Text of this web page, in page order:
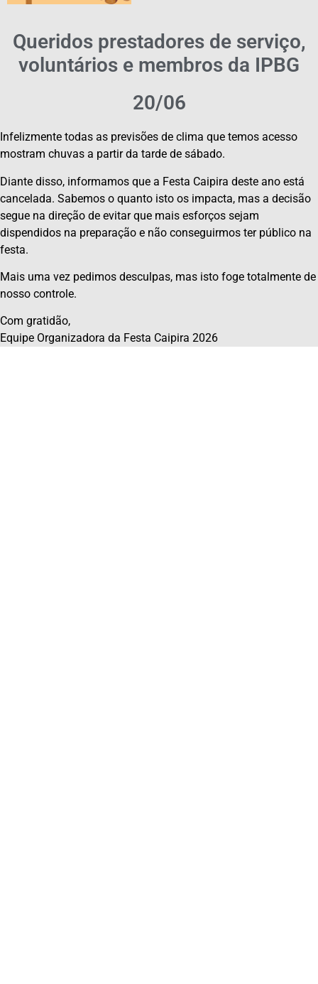
Queridos prestadores de serviço,
voluntários e membros da IPBG
20/06
Infelizmente todas as previsões de clima que temos acesso
mostram chuvas a partir da tarde de sábado.
Diante disso, informamos que a Festa Caipira deste ano está
cancelada. Sabemos o quanto isto os impacta, mas a decisão
segue na direção de evitar que mais esforços sejam
dispendidos na preparação e não conseguirmos ter público na
festa.
Mais uma vez pedimos desculpas, mas isto foge totalmente de
nosso controle.
Com gratidão,
Equipe Organizadora da Festa Caipira 2026